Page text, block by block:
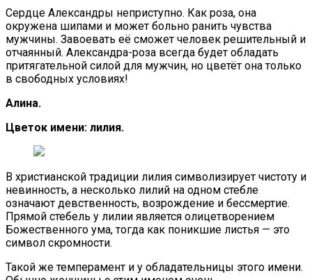
Сердце Александры неприступно. Как роза, она
окружена шипами и может больно ранить чувства
мужчины. Завоевать её сможет человек решительный и
отчаянный. Александра-роза всегда будет обладать
притягательной силой для мужчин, но цветёт она только
в свободных условиях!
Алина.
Цветок имени: лилия.
В христианской традиции лилия символизирует чистоту и
невинность, а несколько лилий на одном стебле
означают девственность, возрождение и бессмертие.
Прямой стебель у лилии является олицетворением
Божественного ума, тогда как поникшие листья — это
символ скромности.
Такой же темперамент и у обладательницы этого имени.